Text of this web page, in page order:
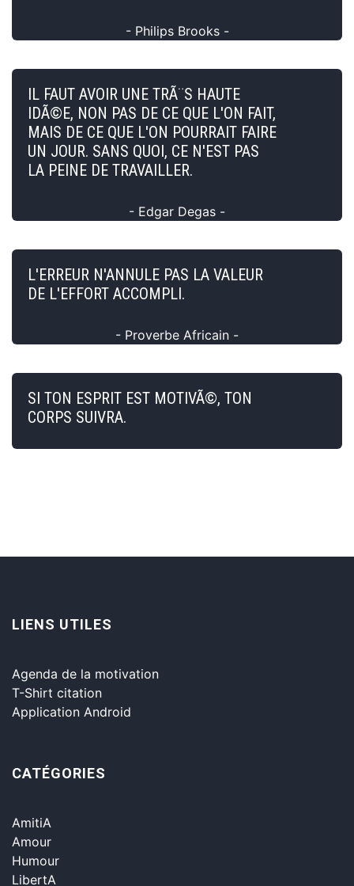
- Philips Brooks -
IL FAUT AVOIR UNE TRÃ¨S HAUTE
IDÃ©E, NON PAS DE CE QUE L'ON FAIT,
MAIS DE CE QUE L'ON POURRAIT FAIRE
UN JOUR. SANS QUOI, CE N'EST PAS
LA PEINE DE TRAVAILLER.
- Edgar Degas -
L'ERREUR N'ANNULE PAS LA VALEUR
DE L'EFFORT ACCOMPLI.
- Proverbe Africain -
SI TON ESPRIT EST MOTIVÃ©, TON
CORPS SUIVRA.
LIENS UTILES
Agenda de la motivation
T-Shirt citation
Application Android
CATÉGORIES
AmitiA
Amour
Humour
LibertA